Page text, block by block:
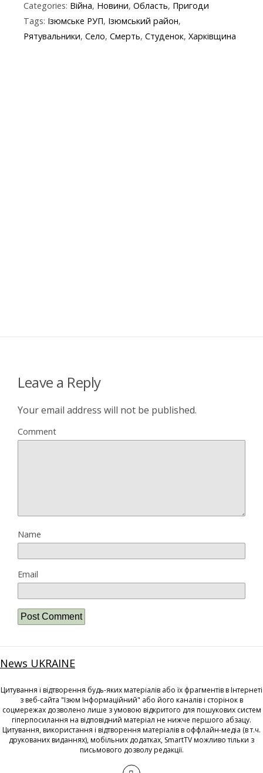
e
b
itt
er
e
gr
er at
s
y
p
t ai
l
Categories: Війна, Новини, Область, Пригоди
Tags: Ізюмське РУП, Ізюмський район,
Рятувальники, Село, Смерть, Студенок, Харківщина
Leave a Reply
Your email address will not be published.
Comment
Name
Email
News UKRAINE
Цитування і відтворення будь-яких матеріалів або їх фрагментів в Інтернеті
з веб-сайта "Ізюм Інформаційний" або його каналів і сторінок в
соцмережах дозволено лише з умовою відкритого для пошукових систем
гіперпосилання на відповідний матеріал не нижче першого абзацу.
Цитування, використання і відтворення матеріалів в оффлайн-медіа (в т.ч.
друкованих виданнях), мобільних додатках, SmartTV можливо тільки з
письмового дозволу редакції.